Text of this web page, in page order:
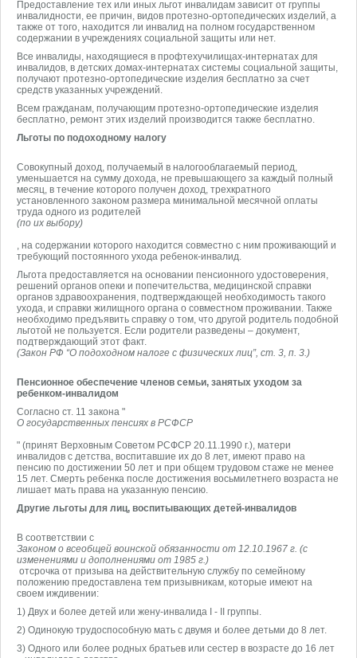
Предоставление тех или иных льгот инвалидам зависит от группы
инвалидности, ее причин, видов протезно-ортопедических изделий, а
также от того, находится ли инвалид на полном государственном
содержании в учреждениях социальной защиты или нет.
Все инвалиды, находящиеся в профтехучилищах-интернатах для
инвалидов, в детских домах-интернатах системы социальной защиты,
получают протезно-ортопедические изделия бесплатно за счет
средств указанных учреждений.
Всем гражданам, получающим протезно-ортопедические изделия
бесплатно, ремонт этих изделий производится также бесплатно.
Льготы по подоходному налогу
Совокупный доход, получаемый в налогооблагаемый период,
уменьшается на сумму дохода, не превышающего за каждый полный
месяц, в течение которого получен доход, трехкратного
установленного законом размера минимальной месячной оплаты
труда одного из родителей
(по их выбору)
, на содержании которого находится совместно с ним проживающий и
требующий постоянного ухода ребенок-инвалид.
Льгота предоставляется на основании пенсионного удостоверения,
решений органов опеки и попечительства, медицинской справки
органов здравоохранения, подтверждающей необходимость такого
ухода, и справки жилищного органа о совместном проживании. Также
необходимо предъявить справку о том, что другой родитель подобной
льготой не пользуется. Если родители разведены – документ,
подтверждающий этот факт.
(Закон РФ “О подоходном налоге с физических лиц”, ст. 3, п. 3.)
Пенсионное обеспечение членов семьи, занятых уходом за
ребенком-инвалидом
Согласно ст. 11 закона "
О государственных пенсиях в РСФСР
" (принят Верховным Советом РСФСР 20.11.1990 г.), матери
инвалидов с детства, воспитавшие их до 8 лет, имеют право на
пенсию по достижении 50 лет и при общем трудовом стаже не менее
15 лет. Смерть ребенка после достижения восьмилетнего возраста не
лишает мать права на указанную пенсию.
Другие льготы для лиц, воспитывающих детей-инвалидов
В соответствии с
Законом о всеобщей воинской обязанности от 12.10.1967 г. (с
изменениями и дополнениями от 1985 г.)
отсрочка от призыва на действительную службу по семейному
положению предоставлена тем призывникам, которые имеют на
своем иждивении:
1) Двух и более детей или жену-инвалида I - II группы.
2) Одинокую трудоспособную мать с двумя и более детьми до 8 лет.
3) Одного или более родных братьев или сестер в возрасте до 16 лет